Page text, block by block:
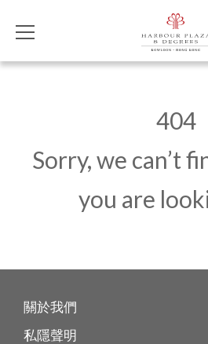
404
Sorry, we can’t
you are
關於我們
私隱聲明